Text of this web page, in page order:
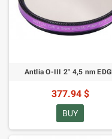
Antlia O-III 2" 4,5 nm
377.94 $
BUY